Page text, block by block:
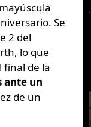
Se
2 del
lo que
final de la
ante un
de un